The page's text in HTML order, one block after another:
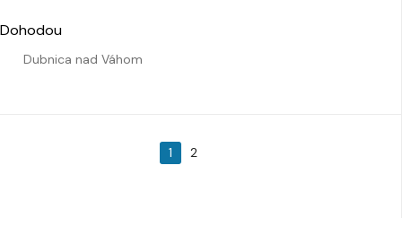
Dubnica nad Váhom
Dohodou
1 2